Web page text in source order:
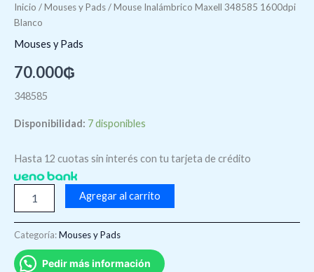
Inicio /Mouses y Pads/ Mouse Inalámbrico Maxell 348585 1600dpi
Blanco
Mouses y Pads
70.000₲
348585
Disponibilidad: 7 disponibles
Hasta 12 cuotas sin interés con tu tarjeta de crédito
Agregar al carrito
Categoría:Mouses y Pads
Pedir más información